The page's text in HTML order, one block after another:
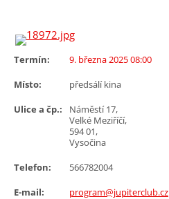
Termín:
9. března 2025 08:00
Místo:
předsálí kina
Ulice a čp.:
Náměstí 17,
Velké Meziříčí,
594 01,
Vysočina
Telefon:
566782004
E-mail:
program@jupiterclub.cz